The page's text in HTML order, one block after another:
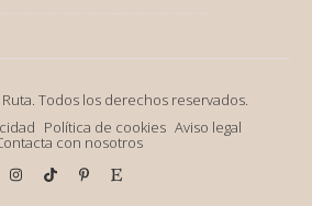
Todos los derechos reservados.
Política de cookies Aviso legal
con nosotros